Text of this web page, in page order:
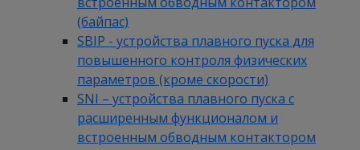
(байпас)
SBIP - устройства плавного пуска для
повышенного контроля физических
параметров (кроме скорости)
SNI – устройства плавного пуска с
расширенным функционалом и
встроенным обводным контактором